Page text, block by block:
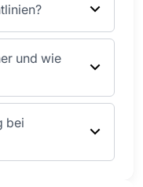
und wie
bei